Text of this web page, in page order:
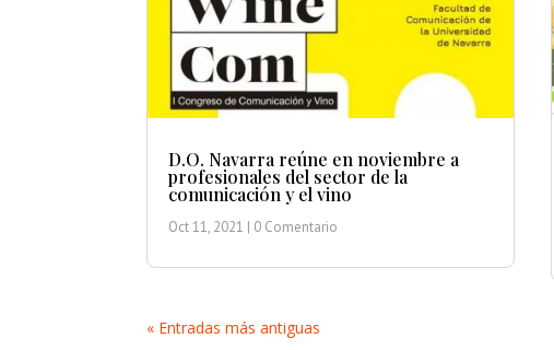
D.O. Navarra reúne en noviembre a
profesionales del sector de la
comunicación y el vino
Oct 11, 2021 | 0 Comentario
« Entradas más antiguas